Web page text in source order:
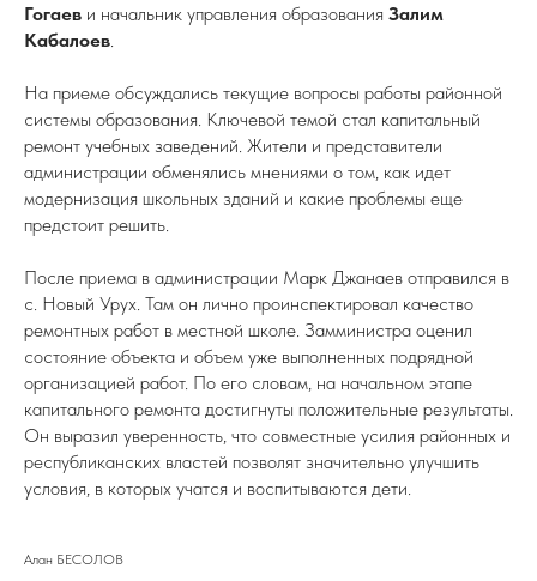
Гогаев и начальник управления образования Залим
Кабалоев.
На приеме обсуждались текущие вопросы работы районной
системы образования. Ключевой темой стал капитальный
ремонт учебных заведений. Жители и представители
администрации обменялись мнениями о том, как идет
модернизация школьных зданий и какие проблемы еще
предстоит решить.
После приема в администрации Марк Джанаев отправился в
с. Новый Урух. Там он лично проинспектировал качество
ремонтных работ в местной школе. Замминистра оценил
состояние объекта и объем уже выполненных подрядной
организацией работ. По его словам, на начальном этапе
капитального ремонта достигнуты положительные результаты.
Он выразил уверенность, что совместные усилия районных и
республиканских властей позволят значительно улучшить
условия, в которых учатся и воспитываются дети.
Алан БЕСОЛОВ